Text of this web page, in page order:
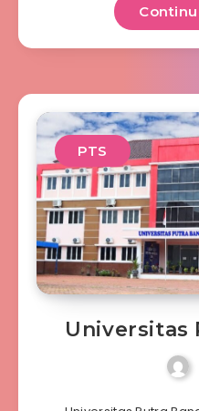
PTS
Universitas